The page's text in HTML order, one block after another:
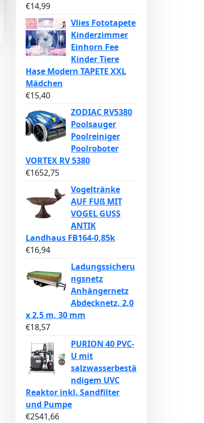
€14,99
Vlies Fototapete
Kinderzimmer
Einhorn Fee
Kinder Tiere
Hase Modern TAPETE XXL
Mädchen
€15,40
ZODIAC RV5380
Poolsauger
Poolreiniger
Poolroboter
VORTEX RV 5380
€1652,75
Vogeltränke
AUF FUß MIT
VOGEL GUSS
ANTIK
Landhaus FB164-0,85k
€16,94
Ladungssicheru
ngsnetz
Anhängernetz
Abdecknetz, 2,0
x 2,5 m, 30 mm
€18,57
PURION 40 PVC-
U mit
salzwasserbestä
ndigem UVC
Reaktor inkl. Sandfilter
und Pumpe
€2541,66